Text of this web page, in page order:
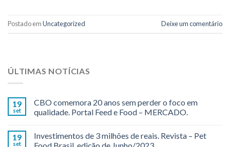
Postado emUncategorized Deixe um comentário
ÚLTIMAS NOTÍCIAS
19
set
CBO comemora 20 anos sem perder o foco em
qualidade. Portal Feed e Food – MERCADO.
19
set
Investimentos de 3 milhões de reais. Revista – Pet